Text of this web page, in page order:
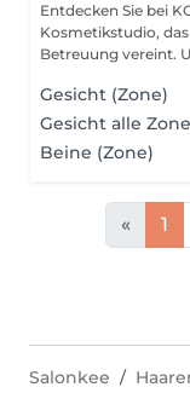
Entdecken Sie bei
Kosmetikstudio,
Betreuung vereint.
Gesicht (Zone)
Gesicht alle
Beine (Zone)
« 1
Salonkee